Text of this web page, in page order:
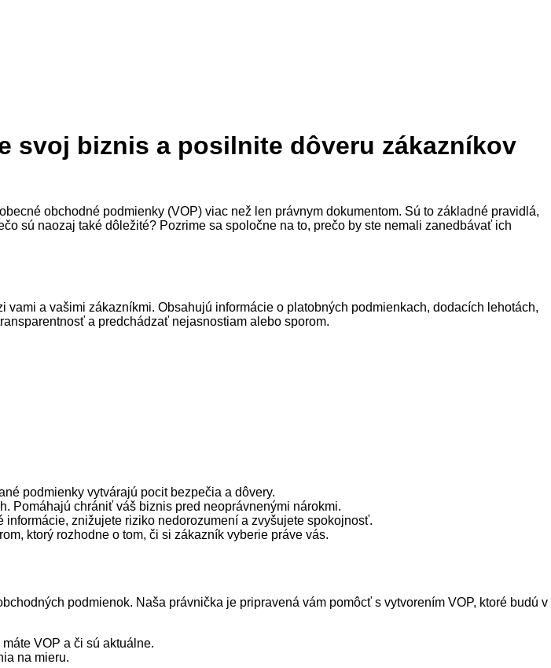
svoj biznis a posilnite dôveru zákazníkov
obchodné podmienky (VOP) viac než len právnym dokumentom. Sú to základné pravidlá,
sú naozaj také dôležité? Pozrime sa spoločne na to, prečo by ste nemali zanedbávať ich
a vašimi zákazníkmi. Obsahujú informácie o platobných podmienkach, dodacích lehotách,
a predchádzať nejasnostiam alebo sporom.
podmienky vytvárajú pocit bezpečia a dôvery.
Pomáhajú chrániť váš biznis pred neoprávnenými nárokmi.
informácie, znižujete riziko nedorozumení a zvyšujete spokojnosť.
ktorý rozhodne o tom, či si zákazník vyberie práve vás.
podmienok. Naša právnička je pripravená vám pomôcť s vytvorením VOP, ktoré budú v
VOP a či sú aktuálne.
na mieru.